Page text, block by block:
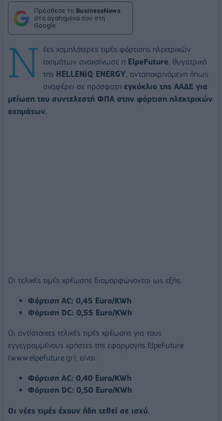
Πρόσθεσε το BusinessNews
στα αγαπημένα σου στη
Google
Ν
έες χαμηλότερες τιμές φόρτισης ηλεκτρικών
οχημάτων ανακοίνωσε η ElpeFuture, θυγατρική
της HELLENiQ ENERGY, ανταποκρινόμενη όπως
αναφέρει σε πρόσφατη εγκύκλιο της ΑΑΔΕ για
μείωση του συντελεστή ΦΠΑ στην φόρτιση ηλεκτρικών
οχημάτων.
Οι τελικές τιμές χρέωσης διαμορφώνονται ως εξής:
Φόρτιση AC: 0,45 Euro/KWh
Φόρτιση DC: 0,55 Euro/KWh
Οι αντίστοιχες τελικές τιμές χρέωσης για τους
εγγεγραμμένους χρήστες της εφαρμογής ElpeFuture
(www.elpefuture.gr), είναι:
Φόρτιση AC: 0,40 Euro/KWh
Φόρτιση DC: 0,50 Euro/KWh
Oι νέες τιμές έχουν ήδη τεθεί σε ισχύ.